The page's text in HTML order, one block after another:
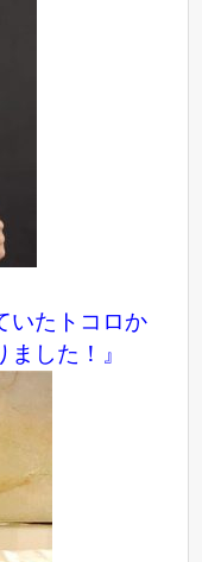
いたトコロか
した！』